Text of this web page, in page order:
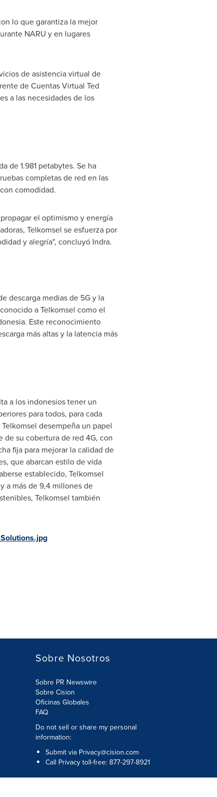
lo que garantiza la mejor
NARU y en lugares
de asistencia virtual de
de Cuentas Virtual Ted
a las necesidades de los
de 1.981 petabytes. Se ha
completas de red en las
comodidad.
el optimismo y energía
Telkomsel se esfuerza por
y alegría", concluyó Indra.
descarga medias de 5G y la
a Telkomsel como el
. Este reconocimiento
más altas y la latencia más
a los indonesios tener un
para todos, para cada
desempeña un papel
su cobertura de red 4G, con
fija para mejorar la calidad de
que abarcan estilo de vida
establecido, Telkomsel
a más de 9,4 millones de
Telkomsel también
Sobre Nosotros
Sobre PR Newswire
Sobre Cision
Oficinas Globales
FAQ
Do not sell or share my personal
information:
Submit via Privacy@cision.com
Call Privacy toll-free: 877-297-8921